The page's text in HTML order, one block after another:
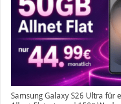
Samsung Galaxy S26 Ultra für